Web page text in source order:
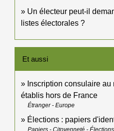
Un électeur peut-il
listes électorales ?
Et aussi
Inscription consulaire
établis hors de France
Étranger - Europe
Élections : papiers